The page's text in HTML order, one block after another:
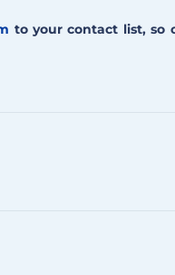
to your contact list, so